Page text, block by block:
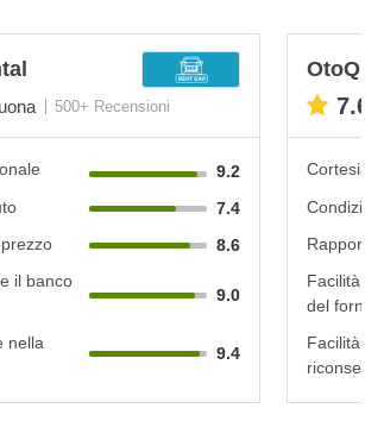
500+ Recensioni
9.2
7.4
8.6
il banco
9.0
nella
9.4
OtoQ
del